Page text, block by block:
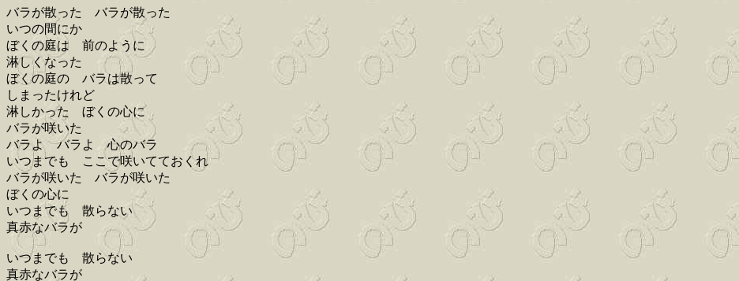
バラが散った バラが散った
いつの間にか
ぼくの庭は 前のように
淋しくなった
ぼくの庭の バラは散って
しまったけれど
淋しかった ぼくの心に
バラが咲いた
バラよ バラよ 心のバラ
いつまでも ここで咲いてておくれ
バラが咲いた バラが咲いた
ぼくの心に
いつまでも 散らない
真赤なバラが
いつまでも 散らない
真赤なバラが